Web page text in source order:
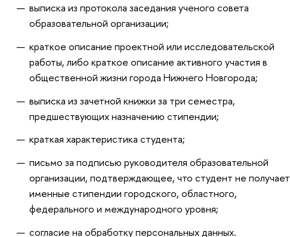
выписка из протокола заседания ученого совета
образовательной организации;
краткое описание проектной или исследовательской
работы, либо краткое описание активного участия в
общественной жизни города Нижнего Новгорода;
выписка из зачетной книжки за три семестра,
предшествующих назначению стипендии;
краткая характеристика студента;
письмо за подписью руководителя образовательной
организации, подтверждающее, что студент не получает
именные стипендии городского, областного,
федерального и международного уровня;
согласие на обработку персональных данных.